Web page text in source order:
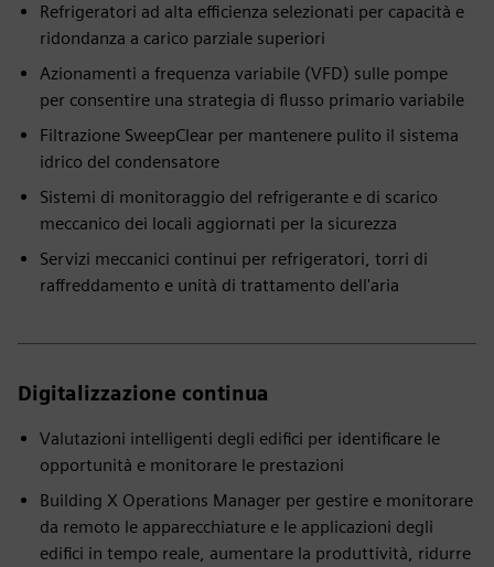
Refrigeratori ad alta efficienza selezionati per capacità e
ridondanza a carico parziale superiori
Azionamenti a frequenza variabile (VFD) sulle pompe
per consentire una strategia di flusso primario variabile
Filtrazione SweepClear per mantenere pulito il sistema
idrico del condensatore
Sistemi di monitoraggio del refrigerante e di scarico
meccanico dei locali aggiornati per la sicurezza
Servizi meccanici continui per refrigeratori, torri di
raffreddamento e unità di trattamento dell'aria
Digitalizzazione continua
Valutazioni intelligenti degli edifici per identificare le
opportunità e monitorare le prestazioni
Building X Operations Manager per gestire e monitorare
da remoto le apparecchiature e le applicazioni degli
edifici in tempo reale, aumentare la produttività, ridurre